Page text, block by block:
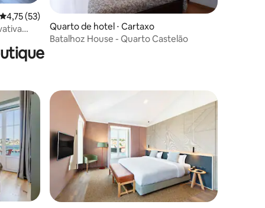
4,75 de uma avaliação média de 5, 53 avaliações
4,75 (53)
Quarto de hotel ⋅ Cartaxo
Batalhoz House - Quarto Castelão